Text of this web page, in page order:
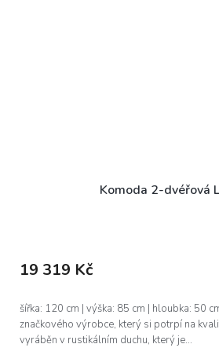
Komoda 2-dvéřová
19 319 Kč
šířka: 120 cm | výška: 85 cm | hloubka: 50
značkového výrobce, který si potrpí na
vyráběn v rustikálním duchu, který je...